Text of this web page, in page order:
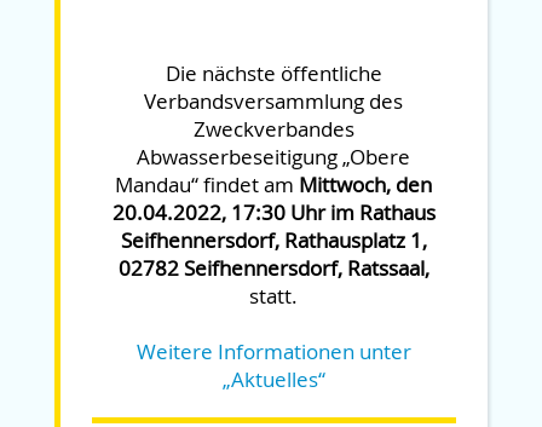
Die nächste öffentliche
Verbandsversammlung des
Zweckverbandes
Abwasserbeseitigung „Obere
Mandau“ findet am Mittwoch, den
20.04.2022, 17:30 Uhr im Rathaus
Seifhennersdorf, Rathausplatz 1,
02782 Seifhennersdorf, Ratssaal,
statt.
Weitere Informationen unter
„Aktuelles“